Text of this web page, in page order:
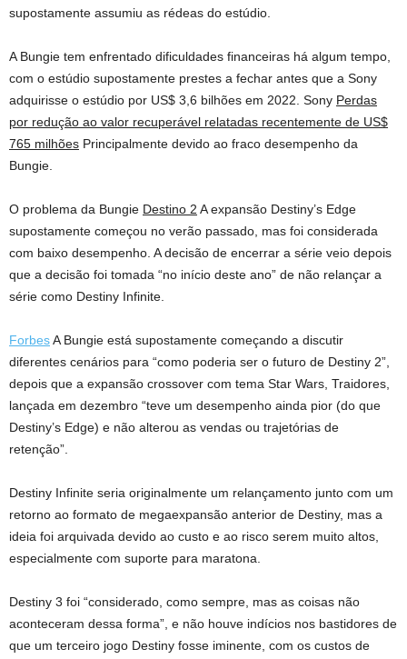
supostamente assumiu as rédeas do estúdio.
A Bungie tem enfrentado dificuldades financeiras há algum tempo,
com o estúdio supostamente prestes a fechar antes que a Sony
adquirisse o estúdio por US$ 3,6 bilhões em 2022. Sony Perdas
por redução ao valor recuperável relatadas recentemente de US$
765 milhões Principalmente devido ao fraco desempenho da
Bungie.
O problema da Bungie Destino 2 A expansão Destiny’s Edge
supostamente começou no verão passado, mas foi considerada
com baixo desempenho. A decisão de encerrar a série veio depois
que a decisão foi tomada “no início deste ano” de não relançar a
série como Destiny Infinite.
ForbesA Bungie está supostamente começando a discutir
diferentes cenários para “como poderia ser o futuro de Destiny 2”,
depois que a expansão crossover com tema Star Wars, Traidores,
lançada em dezembro “teve um desempenho ainda pior (do que
Destiny’s Edge) e não alterou as vendas ou trajetórias de
retenção”.
Destiny Infinite seria originalmente um relançamento junto com um
retorno ao formato de megaexpansão anterior de Destiny, mas a
ideia foi arquivada devido ao custo e ao risco serem muito altos,
especialmente com suporte para maratona.
Destiny 3 foi “considerado, como sempre, mas as coisas não
aconteceram dessa forma”, e não houve indícios nos bastidores de
que um terceiro jogo Destiny fosse iminente, com os custos de